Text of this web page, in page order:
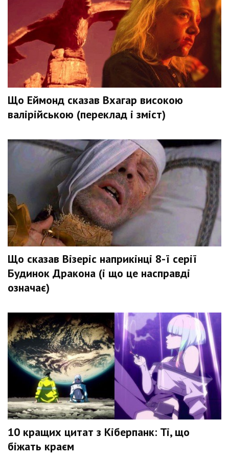
Що Еймонд сказав Вхагар високою
валірійською (переклад і зміст)
Що сказав Візеріс наприкінці 8-ї серії
Будинок Дракона (і що це насправді
означає)
10 кращих цитат з Кіберпанк: Ті, що
біжать краєм